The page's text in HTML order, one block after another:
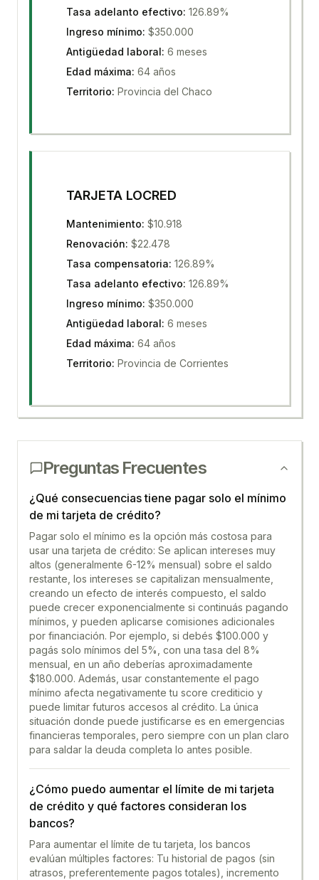
Tasa adelanto efectivo: 126.89%
Ingreso mínimo: $350.000
Antigüedad laboral: 6 meses
Edad máxima: 64 años
Territorio: Provincia del Chaco
TARJETA LOCRED
Mantenimiento: $10.918
Renovación: $22.478
Tasa compensatoria: 126.89%
Tasa adelanto efectivo: 126.89%
Ingreso mínimo: $350.000
Antigüedad laboral: 6 meses
Edad máxima: 64 años
Territorio: Provincia de Corrientes
Preguntas Frecuentes
¿Qué consecuencias tiene pagar solo el mínimo
de mi tarjeta de crédito?
Pagar solo el mínimo es la opción más costosa para
usar una tarjeta de crédito: Se aplican intereses muy
altos (generalmente 6-12% mensual) sobre el saldo
restante, los intereses se capitalizan mensualmente,
creando un efecto de interés compuesto, el saldo
puede crecer exponencialmente si continuás pagando
mínimos, y pueden aplicarse comisiones adicionales
por financiación. Por ejemplo, si debés $100.000 y
pagás solo mínimos del 5%, con una tasa del 8%
mensual, en un año deberías aproximadamente
$180.000. Además, usar constantemente el pago
mínimo afecta negativamente tu score crediticio y
puede limitar futuros accesos al crédito. La única
situación donde puede justificarse es en emergencias
financieras temporales, pero siempre con un plan claro
para saldar la deuda completa lo antes posible.
¿Cómo puedo aumentar el límite de mi tarjeta
de crédito y qué factores consideran los
bancos?
Para aumentar el límite de tu tarjeta, los bancos
evalúan múltiples factores: Tu historial de pagos (sin
atrasos, preferentemente pagos totales), incremento